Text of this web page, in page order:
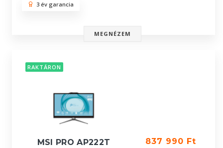
3 év garancia
MEGNÉZEM
RAKTÁRON
MSI PRO AP222T
837 990 Ft